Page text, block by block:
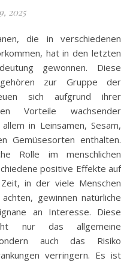
2025
hat in den letzten
gewonnen. Diese
gehören zur Gruppe der
sich aufgrund ihrer
Vorteile wachsender
in Leinsamen, Sesam,
Gemüsesorten enthalten.
Rolle im menschlichen
positive Effekte auf
in der viele Menschen
gewinnen natürliche
an Interesse. Diese
nur das allgemeine
auch das Risiko
verringern. Es ist